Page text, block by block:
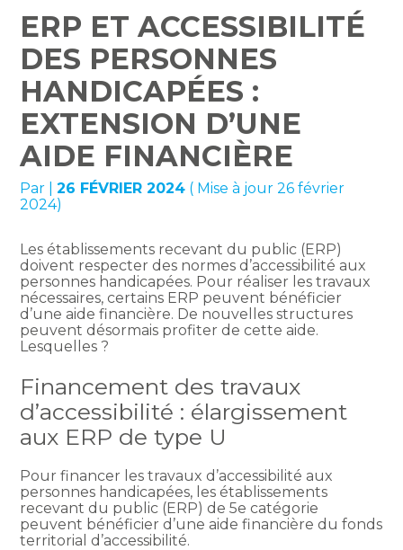
ERP ET ACCESSIBILITÉ
DES PERSONNES
HANDICAPÉES :
EXTENSION D’UNE
AIDE FINANCIÈRE
Par |26 FÉVRIER 2024 ( Mise à jour 26 février
2024)
Les établissements recevant du public (ERP)
doivent respecter des normes d’accessibilité aux
personnes handicapées. Pour réaliser les travaux
nécessaires, certains ERP peuvent bénéficier
d’une aide financière. De nouvelles structures
peuvent désormais profiter de cette aide.
Lesquelles ?
Financement des travaux
d’accessibilité : élargissement
aux ERP de type U
Pour financer les travaux d’accessibilité aux
personnes handicapées, les établissements
recevant du public (ERP) de 5e catégorie
peuvent bénéficier d’une aide financière du fonds
territorial d’accessibilité.